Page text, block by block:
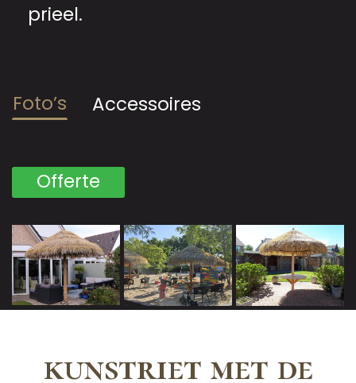
prieel.
Foto’s Accessoires
Offerte
kunstriet met de